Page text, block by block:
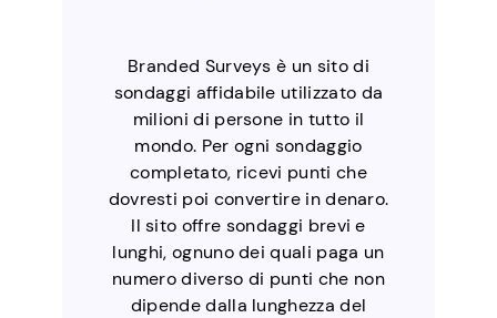
Branded Surveys è un sito di
sondaggi affidabile utilizzato da
milioni di persone in tutto il
mondo. Per ogni sondaggio
completato, ricevi punti che
dovresti poi convertire in denaro.
Il sito offre sondaggi brevi e
lunghi, ognuno dei quali paga un
numero diverso di punti che non
dipende dalla lunghezza del